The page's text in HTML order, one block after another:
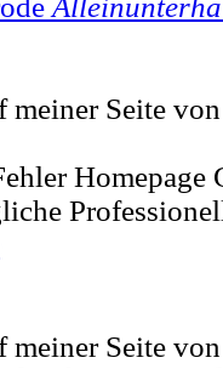
Seite
Homepage
Seite